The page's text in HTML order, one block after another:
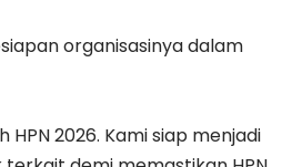
organisasinya dalam
2026. Kami siap menjadi